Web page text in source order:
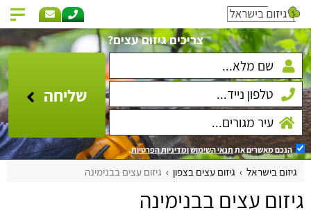
צריכים גיזום עצים?
שליחה
הנכם מאשרים את תנאי השימושומדיניות הפרטיות.
גיזום בישראל גיזום עצים בצפון גיזום עצים בבנימינה
גיזום עצים בבנימינה